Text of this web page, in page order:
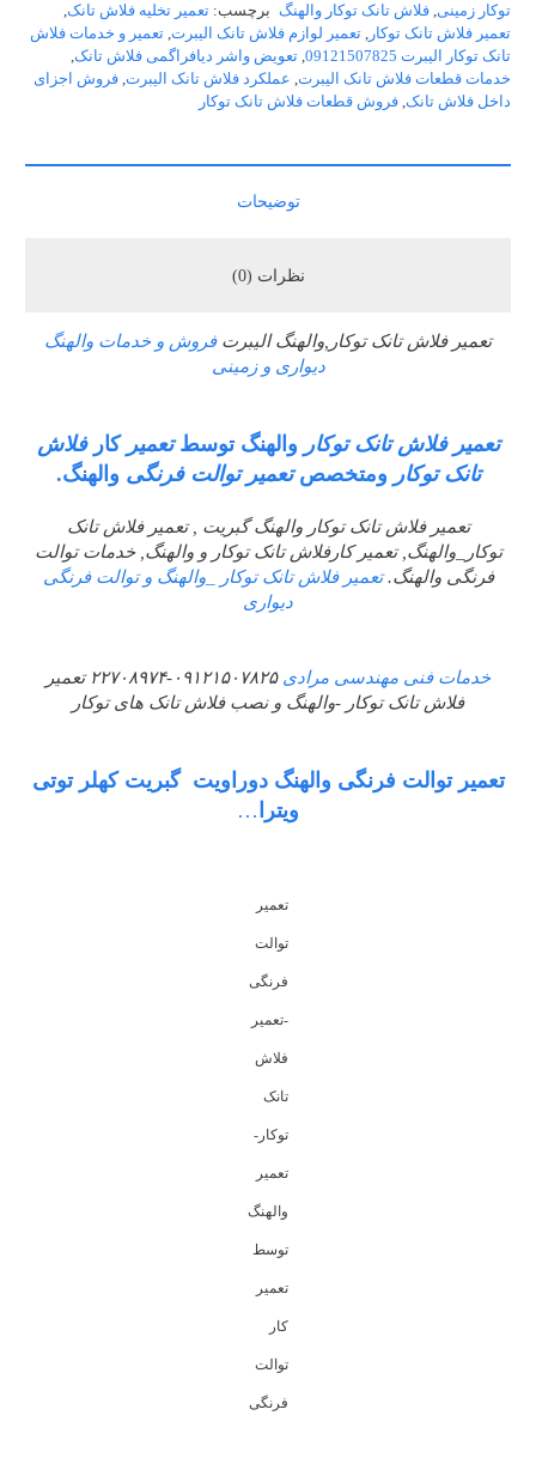
توکار زمینی فلاش تانک توکار والهنگ برچسب:تعمیر تخلیه فلاش تانک
تعمیر فلاش تانک توکار
تعمیر لوازم فلاش تانک الیبرت تعمیر و خدمات فلاش
تانک توکار الیبرت 09121507825
تعویض واشر دیافراگمی فلاش تانک
خدمات قطعات فلاش تانک الیبرت عملکرد فلاش تانک الیبرت فروش اجزای
داخل فلاش تانک فروش قطعات فلاش تانک توکار
توضیحات
نظرات (0)
تعمیر فلاش تانک توکار,والهنگ الیبرتفروش و خدمات والهنگ
دیواری و زمینی
تعمیر فلاش تانک توکار والهنگ توسطتعمیر کارفلاش
تانک توکار ومتخصصتعمیر توالت فرنگی والهنگ.
تعمیر فلاش تانک توکار والهنگ گبریت , تعمیر فلاش تانک
توکار_والهنگ, تعمیر کارفلاش تانک توکار و والهنگ, خدمات توالت
فرنگی والهنگ.تعمیر فلاش تانک توکار _والهنگ و توالت فرنگی
دیواری
خدمات فنی مهندسی مرادی
۰۹۱۲۱۵۰۷۸۲۵-۲۲۷۰۸۹۷۴ تعمیر
فلاش تانک توکار -والهنگ و نصب فلاش تانک های توکار
تعمیر توالت فرنگی والهنگ دوراویت گبریت کهلر توتی
ویترا …
تعمیر
توالت
فرنگی
-تعمیر
فلاش
تانک
توکار-
تعمیر
والهنگ
توسط
تعمیر
کار
توالت
فرنگی